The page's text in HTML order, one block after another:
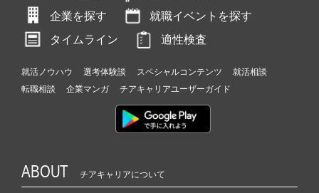
企業を探す
就職イベントを探す
タイムライン
適性検査
就活ノウハウ 選考体験談 スペシャルコンテンツ
就活相談
転職相談
企業マンガ チアキャリアユーザーガイド
ABOUT チアキャリアについて